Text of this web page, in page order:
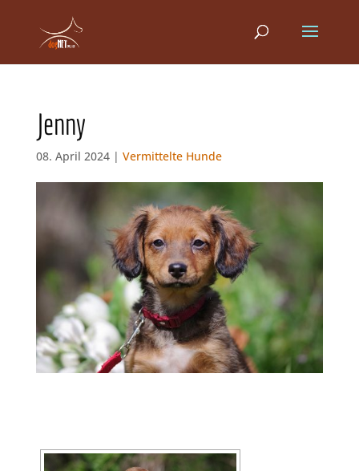
Jenny
08. April 2024 | Vermittelte Hunde